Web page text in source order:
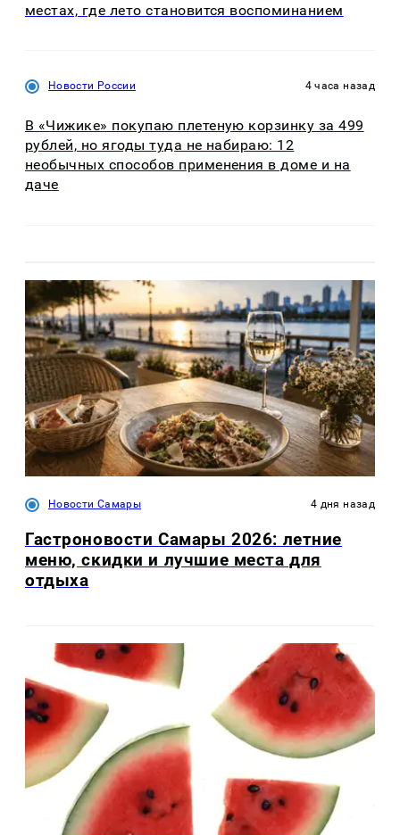
местах, где лето становится воспоминанием
Новости России 4 часа назад
В «Чижике» покупаю плетеную корзинку за 499
рублей, но ягоды туда не набираю: 12
необычных способов применения в доме и на
даче
Новости Самары 4 дня назад
Гастроновости Самары 2026: летние
меню, скидки и лучшие места для
отдыха